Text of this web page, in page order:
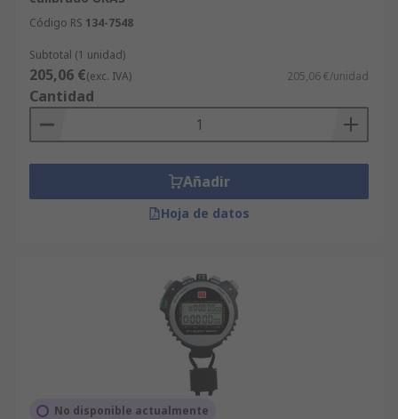
Código RS 134-7548
Subtotal (1 unidad)
205,06 €(exc. IVA) 205,06 €/unidad
Cantidad
Añadir
Hoja de datos
No disponible actualmente